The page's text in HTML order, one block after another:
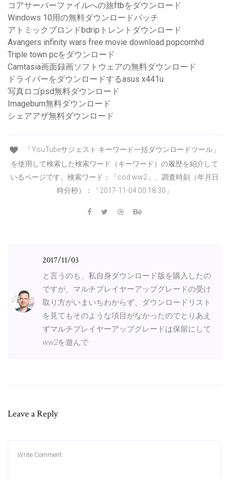
コアサーバーファイルへの旅ftbをダウンロード
Windows 10用の無料ダウンロードパッチ
アトミックブロンドbdripトレントダウンロード
Avangers infinity wars free movie download popcornhd
Triple town pcをダウンロード
Camtasia画面録画ソフトウェアの無料ダウンロード
ドライバーをダウンロードするasus x441u
写真ロゴpsd無料ダウンロード
Imageburn無料ダウンロード
シェアアザ無料ダウンロード
「YouTubeサジェスト キーワード一括ダウンロードツール」
を使用して検索した検索ワード（キーワード）の履歴を紹介して
いるページです。検索ワード：「cod ww2」、調査時刻（年月日
時分秒）：「2017-11-04 00:18:30」
2017/11/03
と言うのも、私自身ダウンロード版を購入したの
ですが、マルチプレイヤーアップグレードの受け
取り方がいまいちわからず、ダウンロードリスト
を見てもそのような項目がなかったのでとりあえ
ずマルチプレイヤーアップグレードは保留にして
ww2を遊んで
Leave a Reply